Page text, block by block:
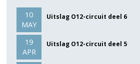
10
MAY
Uitslag O12-circuit deel 6
19
APR
Uitslag O12-circuit deel 5